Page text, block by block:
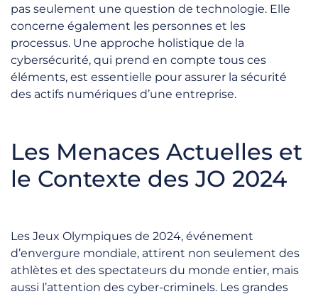
pas seulement une question de technologie. Elle
concerne également les personnes et les
processus. Une approche holistique de la
cybersécurité, qui prend en compte tous ces
éléments, est essentielle pour assurer la sécurité
des actifs numériques d’une entreprise.
Les Menaces Actuelles et
le Contexte des JO 2024
Les Jeux Olympiques de 2024, événement
d’envergure mondiale, attirent non seulement des
athlètes et des spectateurs du monde entier, mais
aussi l’attention des cyber-criminels. Les grandes